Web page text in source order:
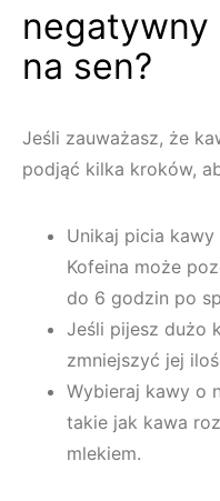
negatywny
na sen?
Jeśli zauważasz, że
podjąć kilka kroków,
Unikaj picia
Kofeina może
do 6 godzin po
Jeśli pijesz dużo
zmniejszyć jej
Wybieraj kawy o
takie jak kawa
mlekiem.